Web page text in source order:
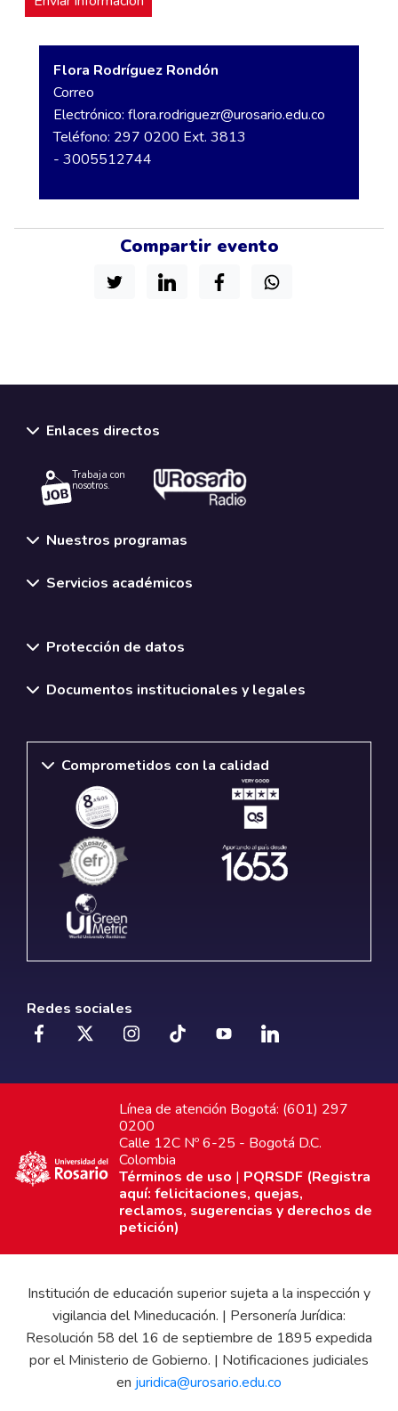
Flora Rodríguez Rondón
Correo
Electrónico: flora.rodriguezr@urosario.edu.co
Teléfono: 297 0200 Ext. 3813
- 3005512744
Compartir evento
Enlaces directos
Trabaja con
nosotros.
Nuestros programas
Servicios académicos
Protección de datos
Documentos institucionales y legales
Comprometidos con la calidad
Redes sociales
Línea de atención Bogotá: (601) 297
0200
Calle 12C Nº 6-25 - Bogotá D.C.
Colombia
Términos de uso | PQRSDF (Registra
aquí: felicitaciones, quejas,
reclamos, sugerencias y derechos de
petición)
Institución de educación superior sujeta a la inspección y
vigilancia del Mineducación. | Personería Jurídica:
Resolución 58 del 16 de septiembre de 1895 expedida
por el Ministerio de Gobierno. | Notificaciones judiciales
en juridica@urosario.edu.co